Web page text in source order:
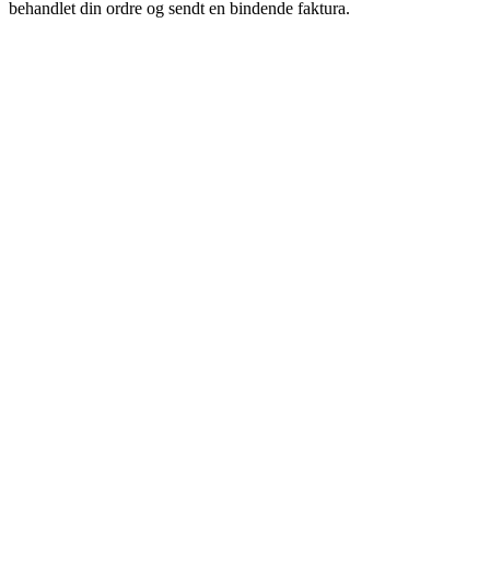
behandlet din ordre og sendt en bindende faktura.